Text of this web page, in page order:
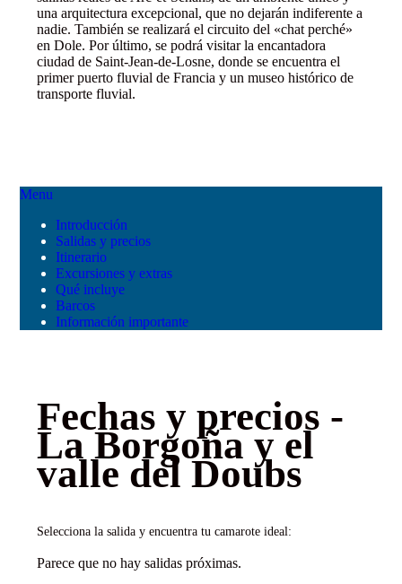
una arquitectura excepcional, que no dejarán indiferente a
nadie. También se realizará el circuito del «chat perché»
en Dole. Por último, se podrá visitar la encantadora
ciudad de Saint-Jean-de-Losne, donde se encuentra el
primer puerto fluvial de Francia y un museo histórico de
transporte fluvial.
Menu
Introducción
Salidas y precios
Itinerario
Excursiones y extras
Qué incluye
Barcos
Información importante
Fechas y precios -
La Borgoña y el
valle del Doubs
Selecciona la salida y encuentra tu camarote ideal:
Parece que no hay salidas próximas.